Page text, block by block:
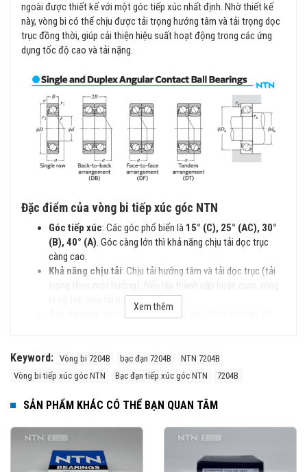
ngoài được thiết kế với một góc tiếp xúc nhất định. Nhờ thiết kế
này, vòng bi có thể chịu được tải trọng hướng tâm và tải trọng dọc
trục đồng thời, giúp cải thiện hiệu suất hoạt động trong các ứng
dụng tốc độ cao và tải nặng.
Đặc điểm của vòng bi tiếp xúc góc NTN
Góc tiếp xúc: Các góc phổ biến là 15° (C), 25° (AC), 30°
(B), 40° (A). Góc càng lớn thì khả năng chịu tải dọc trục
càng cao.
Khả năng chịu tải: Chịu tải hướng tâm và tải dọc trục (tải
bi có thể chịu tải hai hướng.
: Phù hợp cho các ứng dụng yêu cầu độ
Dạng bố trí: Có thể lắp đơn hoặc lắp thành bộ đôi (DB -
lưng đối lưng, DF - mặt đối mặt, DT - nối tiếp).
(Hybrid Bearings) giúp giảm ma sát, tăng tuổi thọ.
Các Loại vòng bi Tiếp Xúc Góc NTN
Vòng bi Tiếp Xúc Góc Một Dãy (Single Row Angular
Contact Ball Bearings)
Xem thêm
Keyword: Vòng bi 7204B bạc đạn 7204B
NTN 7204B
Vòng bi tiếp xúc góc NTN
Bạc đạn tiếp xúc góc NTN 7204B
SẢN PHẨM KHÁC CÓ THỂ BẠN QUAN TÂM